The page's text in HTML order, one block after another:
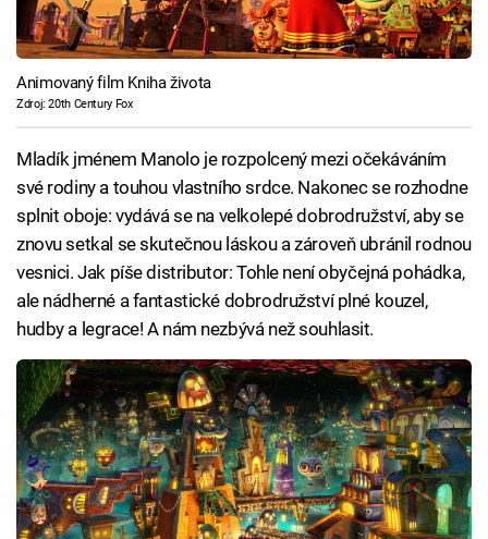
Animovaný film Kniha života
Zdroj: 20th Century Fox
Mladík jménem Manolo je rozpolcený mezi očekáváním
své rodiny a touhou vlastního srdce. Nakonec se rozhodne
splnit oboje: vydává se na velkolepé dobrodružství, aby se
znovu setkal se skutečnou láskou a zároveň ubránil rodnou
vesnici. Jak píše distributor: Tohle není obyčejná pohádka,
ale nádherné a fantastické dobrodružství plné kouzel,
hudby a legrace! A nám nezbývá než souhlasit.